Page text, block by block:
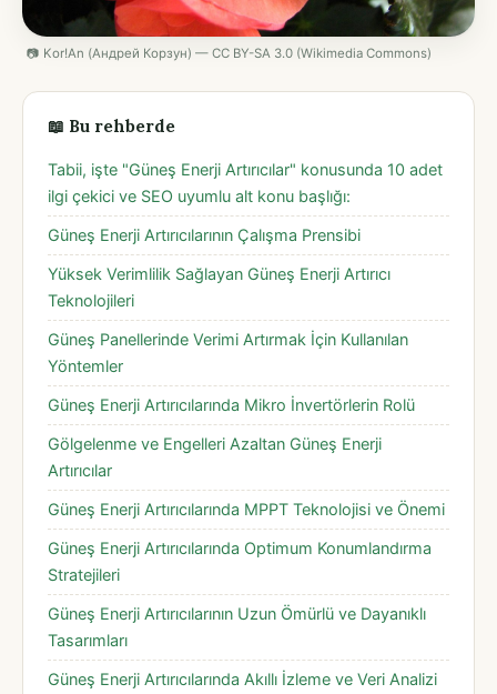
📷 Kor!An (Андрей Корзун) — CC BY-SA 3.0 (Wikimedia Commons)
📖 Bu rehberde
Tabii, işte "Güneş Enerji Artırıcılar" konusunda 10 adet
ilgi çekici ve SEO uyumlu alt konu başlığı:
Güneş Enerji Artırıcılarının Çalışma Prensibi
Yüksek Verimlilik Sağlayan Güneş Enerji Artırıcı
Teknolojileri
Güneş Panellerinde Verimi Artırmak İçin Kullanılan
Yöntemler
Güneş Enerji Artırıcılarında Mikro İnvertörlerin Rolü
Gölgelenme ve Engelleri Azaltan Güneş Enerji
Artırıcılar
Güneş Enerji Artırıcılarında MPPT Teknolojisi ve Önemi
Güneş Enerji Artırıcılarında Optimum Konumlandırma
Stratejileri
Güneş Enerji Artırıcılarının Uzun Ömürlü ve Dayanıklı
Tasarımları
Güneş Enerji Artırıcılarında Akıllı İzleme ve Veri Analizi